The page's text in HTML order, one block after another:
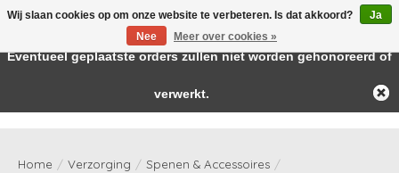
Home / Verzorging / Spenen & Accessoires /
Wij slaan cookies op om onze website te verbeteren. Is dat akkoord?
Ja
Nee
Meer over cookies »
← Keer terug naar de backofficeDeze winkel is in aanbouw.
Eventueel geplaatste orders zullen niet worden gehonoreerd of
verwerkt.